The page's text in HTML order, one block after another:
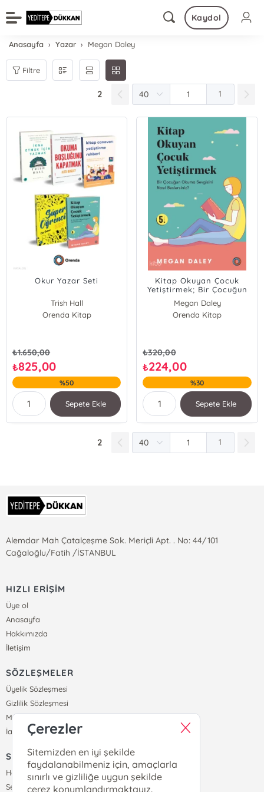
Kaydol
Anasayfa Yazar Megan Daley
Filtre
2 1
Okur Yazar Seti
Trish Hall
Alex Quigley
Olav Schewe
Megan Daley
Orenda Kitap
₺1.650,00
₺825,00
%50
Sepete Ekle
Kitap Okuyan Çocuk
Yetiştirmek; Bir Çocuğun
Okuma Sevgisini Nasıl
Beslersiniz?
Megan Daley
Orenda Kitap
₺320,00
₺224,00
%30
Sepete Ekle
2 1
Alemdar Mah Çatalçeşme Sok. Meriçli Apt. . No: 44/101
Cağaloğlu/Fatih /İSTANBUL
HIZLI ERİŞİM
Üye ol
Anasayfa
Hakkımızda
İletişim
SÖZLEŞMELER
Üyelik Sözleşmesi
Gizlilik Sözleşmesi
Mesafeli Satış Sözleşmesi
İade ve Teslimat Koşulları
SİPARİŞ
Hesabım
Sepetim
Çerezler
Sitemizden en iyi şekilde
faydalanabilmeniz için, amaçlarla
sınırlı ve gizliliğe uygun şekilde
çerez konumlandırmaktayız.